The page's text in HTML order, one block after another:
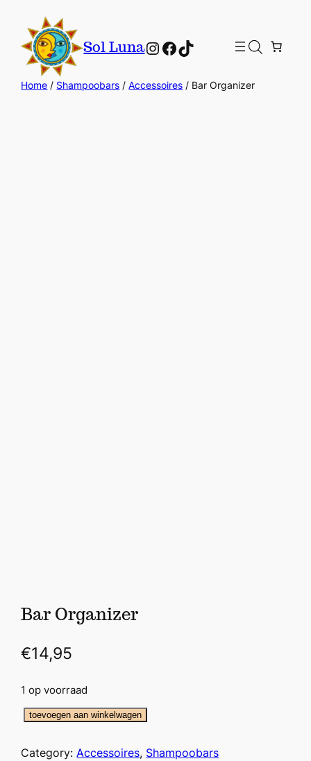
Sol LunaInstagram
Facebook
TikTok
Home / Shampoobars /Accessoires / Bar Organizer
Bar Organizer
€14,95
1 op voorraad
r
toevoegen aan winkelwagen
Category:Accessoires, Shampoobars